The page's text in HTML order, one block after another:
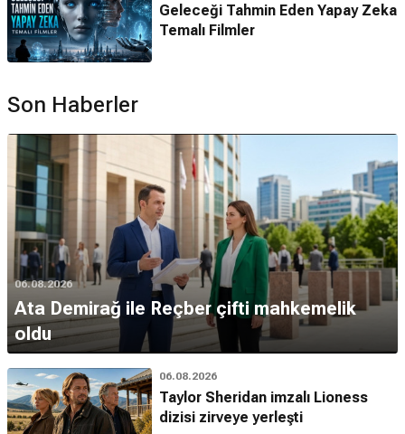
Geleceği Tahmin Eden Yapay Zeka
Temalı Filmler
Son Haberler
06.08.2026
Ata Demirağ ile Reçber çifti mahkemelik
oldu
06.08.2026
Taylor Sheridan imzalı Lioness
dizisi zirveye yerleşti